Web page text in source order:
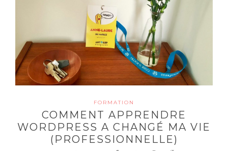
FORMATION
COMMENT APPRENDRE
WORDPRESS A CHANGÉ MA VIE
(PROFESSIONNELLE)